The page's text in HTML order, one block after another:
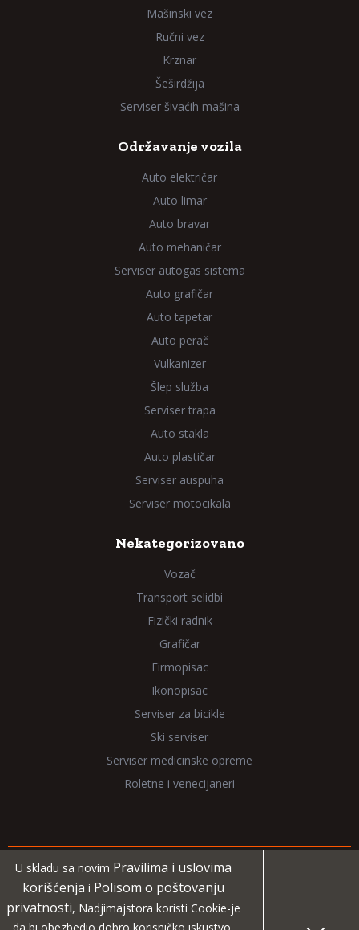
Mašinski vez
Ručni vez
Krznar
Šeširdžija
Serviser šivaćih mašina
Održavanje vozila
Auto električar
Auto limar
Auto bravar
Auto mehaničar
Serviser autogas sistema
Auto grafičar
Auto tapetar
Auto perač
Vulkanizer
Šlep služba
Serviser trapa
Auto stakla
Auto plastičar
Serviser auspuha
Serviser motocikala
Nekategorizovano
Vozač
Transport selidbi
Fizički radnik
Grafičar
Firmopisac
Ikonopisac
Serviser za bicikle
Ski serviser
Serviser medicinske opreme
Roletne i venecijaneri
Copyright 2026 NadjiMajstora.rs
Informacije i grafički elementi su vlasništvo veb sajta
U skladu sa novim Pravilima i uslovima
korišćenja i Polisom o poštovanju
privatnosti, Nadjimajstora koristi Cookie-je